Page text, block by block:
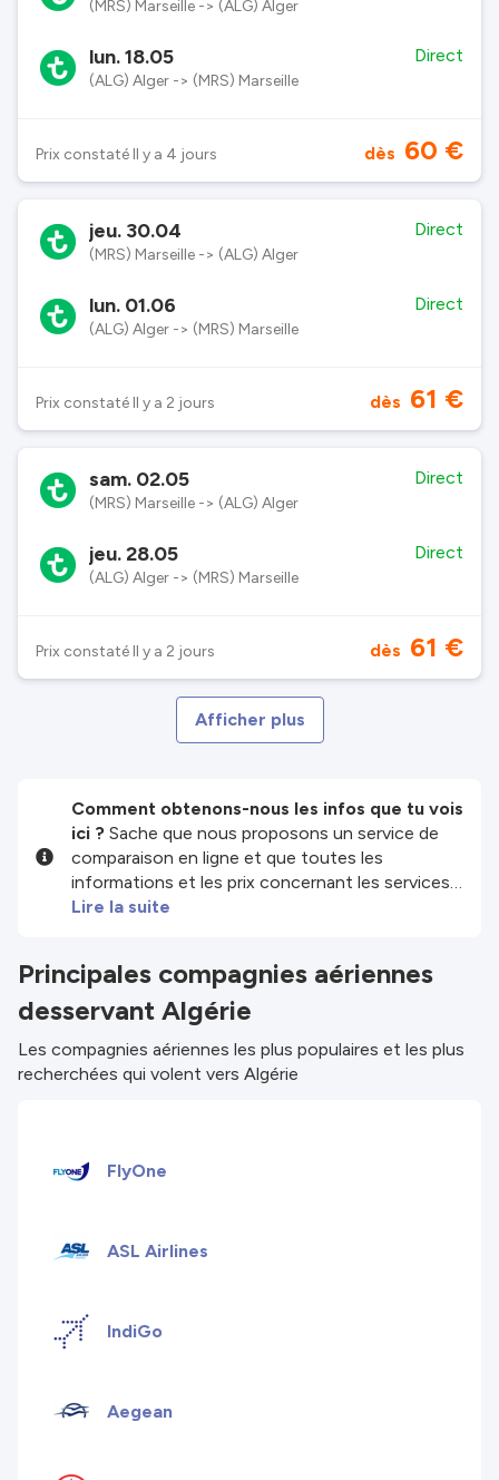
(MRS) Marseille -> (ALG) Alger
lun. 18.05
(ALG) Alger -> (MRS) Marseille
Direct
Prix constaté Il y a 4 jours dès 60 €
jeu. 30.04
(MRS) Marseille -> (ALG) Alger
Direct
lun. 01.06
(ALG) Alger -> (MRS) Marseille
Direct
Prix constaté Il y a 2 jours dès 61 €
sam. 02.05
(MRS) Marseille -> (ALG) Alger
Direct
jeu. 28.05
(ALG) Alger -> (MRS) Marseille
Direct
Prix constaté Il y a 2 jours dès 61 €
Afficher plus
Comment obtenons-nous les infos que tu vois
ici ? Sache que nous proposons un service de
comparaison en ligne et que toutes les
informations et les prix concernant les services
et/ou produits disponibles sur notre site sont
mais garde à l'esprit que nous ne sommes pas
responsables de l'exhaustivité ou de l'exactitude
des infos publiées. Vérifie donc attentivement
toutes les conditions sur le site du partenaire
avant de réserver. Consulte nos
Lire la suite
Principales compagnies aériennes
desservant Algérie
Les compagnies aériennes les plus populaires et les plus
recherchées qui volent vers Algérie
FlyOne
ASL Airlines
IndiGo
Aegean